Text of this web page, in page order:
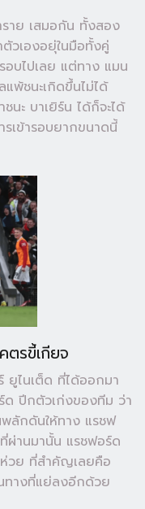
ราย เสมอกัน ทั้งสอง
วเองอยุ่ในมือทั้งคู่
อบไปเลย แต่ทาง แมน
พ้ชนะเกิดขึ้นไม่ได้
นะ บาเยิร์น ได้ก็จะได้
รเข้ารอบยากขนาดนี้
ตรขี้เกียจ
ยูไนเต็ด ที่ได้ออกมา
ปีกตัวเก่งของทีม ว่า
ลักดันให้ทาง แรชฟ
ผ่านมานั้น แรชฟอร์ด
วย ที่สำคัญเลยคือ
ทางที่แย่ลงอีกด้วย